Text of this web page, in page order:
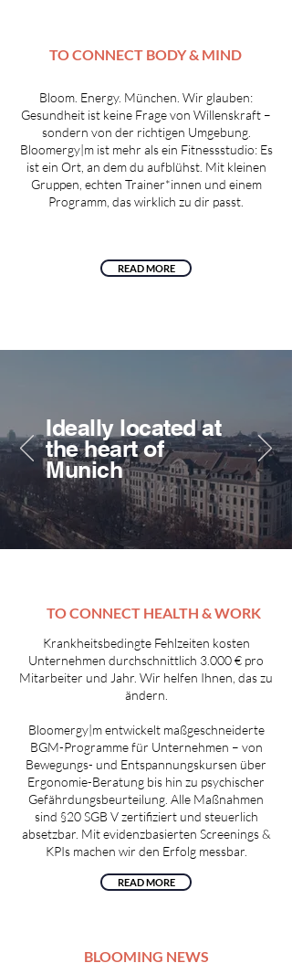
TO CONNECT BODY & MIND
Bloom. Energy. München. Wir glauben:
Gesundheit ist keine Frage von Willenskraft –
sondern von der richtigen Umgebung.
Bloomergy|m ist mehr als ein Fitnessstudio: Es
ist ein Ort, an dem du aufblühst. Mit kleinen
Gruppen, echten Trainer*innen und einem
Programm, das wirklich zu dir passt.
READ MORE
Ideally located at
the heart of
Munich
TO CONNECT HEALTH & WORK
Krankheitsbedingte Fehlzeiten kosten
Unternehmen durchschnittlich 3.000 € pro
Mitarbeiter und Jahr. Wir helfen Ihnen, das zu
ändern.
Bloomergy|m entwickelt maßgeschneiderte
BGM-Programme für Unternehmen – von
Bewegungs- und Entspannungskursen über
Ergonomie-Beratung bis hin zu psychischer
Gefährdungsbeurteilung. Alle Maßnahmen
sind §20 SGB V zertifiziert und steuerlich
absetzbar. Mit evidenzbasierten Screenings &
KPIs machen wir den Erfolg messbar.
READ MORE
BLOOMING NEWS